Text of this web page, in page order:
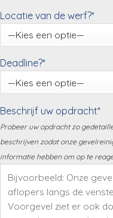
Locatie van de werf?*
Deadline?*
Beschrijf uw opdracht*
Probeer uw opdracht zo
beschrijven zodat onze
informatie hebben om op te